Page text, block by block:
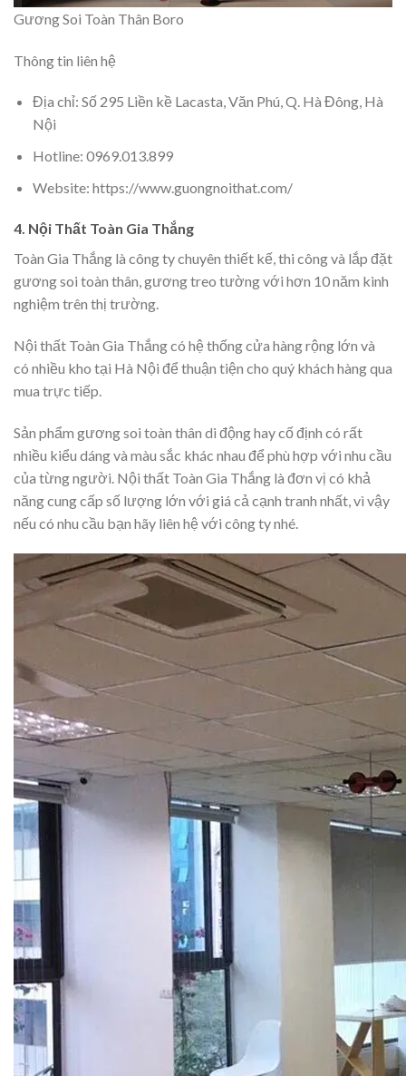
Gương Soi Toàn Thân Boro
Thông tin liên hệ
Địa chỉ: Số 295 Liền kề Lacasta, Văn Phú, Q. Hà Đông, Hà
Nội
Hotline: 0969.013.899
Website: https://www.guongnoithat.com/
4. Nội Thất Toàn Gia Thắng
Toàn Gia Thắng là công ty chuyên thiết kế, thi công và lắp đặt
gương soi toàn thân, gương treo tường với hơn 10 năm kinh
nghiệm trên thị trường.
Nội thất Toàn Gia Thắng có hệ thống cửa hàng rộng lớn và
có nhiều kho tại Hà Nội để thuận tiện cho quý khách hàng qua
mua trực tiếp.
Sản phẩm gương soi toàn thân di động hay cố định có rất
nhiều kiểu dáng và màu sắc khác nhau để phù hợp với nhu cầu
của từng người. Nội thất Toàn Gia Thắng là đơn vị có khả
năng cung cấp số lượng lớn với giá cả cạnh tranh nhất, vì vậy
nếu có nhu cầu bạn hãy liên hệ với công ty nhé.